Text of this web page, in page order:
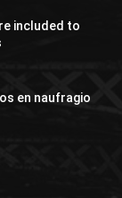
included to
en naufragio